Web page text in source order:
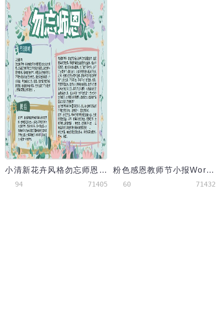
小清新花卉风格勿忘师恩手抄报Word模板
94 71405
粉色感恩教师节小报Word模板
60 71432